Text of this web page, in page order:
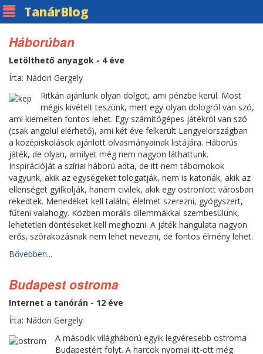
TanárBlog
Háborúban
Letölthető anyagok - 4 éve
Írta: Nádori Gergely
Ritkán ajánlunk olyan dolgot, ami pénzbe kerül. Most
mégis kivételt teszünk, mert egy olyan dologról van szó,
ami kiemelten fontos lehet. Egy számítógépes játékról van szó
(csak angolul elérhető), ami két éve felkerült Lengyelországban
a középiskolások ajánlott olvasmányainak listájára. Háborús
játék, de olyan, amilyet még nem nagyon láthattunk.
Inspirációját a szíriai háború adta, de itt nem tábornokok
vagyunk, akik az egységeket tologatják, nem is katonák, akik az
ellenséget gyilkolják, hanem civilek, akik egy ostronlott városban
rekedtek. Menedéket kell találni, élelmet szerezni, gyógyszert,
fűteni valahogy. Közben morális dilemmákkal szembesülünk,
lehetetlen döntéseket kell meghozni. A játék hangulata nagyon
erős, szórakozásnak nem lehet nevezni, de fontos élmény lehet.
Bővebben...
Budapest ostroma
Internet a tanórán - 12 éve
Írta: Nádori Gergely
A második világháború egyik legvéresebb ostroma
Budapestért folyt. A harcok nyomai itt-ott még